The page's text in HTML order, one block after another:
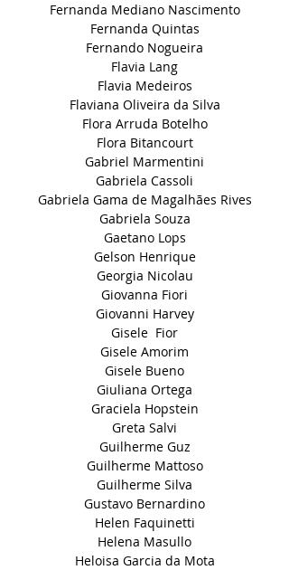
Fernanda Mediano Nascimento
Fernanda Quintas
Fernando Nogueira
Flavia Lang
Flavia Medeiros
Flaviana Oliveira da Silva
Flora Arruda Botelho
Flora Bitancourt
Gabriel Marmentini
Gabriela Cassoli
Gabriela Gama de Magalhães Rives
Gabriela Souza
Gaetano Lops
Gelson Henrique
Georgia Nicolau
Giovanna Fiori
Giovanni Harvey
Gisele Fior
Gisele Amorim
Gisele Bueno
Giuliana Ortega
Graciela Hopstein
Greta Salvi
Guilherme Guz
Guilherme Mattoso
Guilherme Silva
Gustavo Bernardino
Helen Faquinetti
Helena Masullo
Heloisa Garcia da Mota